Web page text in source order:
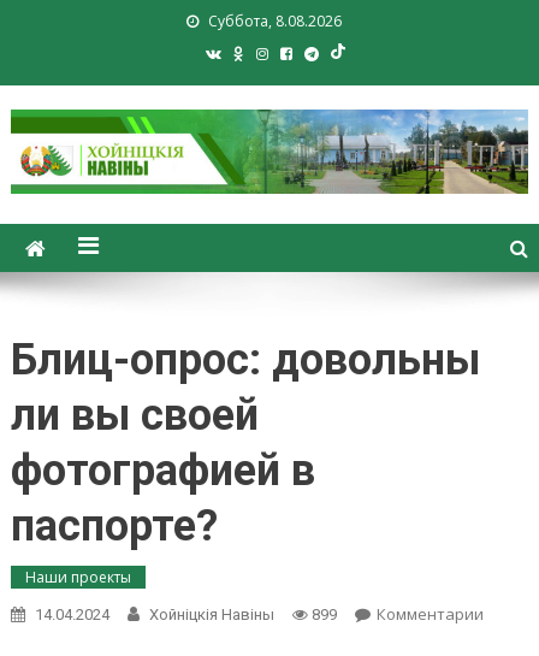
Суббота, 8.08.2026
Хойники. Хойнiцкiя навiны.
Новости Хойник. Районная
Блиц-опрос: довольны
ли вы своей
фотографией в
паспорте?
Наши проекты
14.04.2024 Хойнiцкiя Навiны 899 Комментарииon